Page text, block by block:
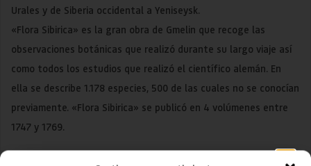
Urales y de Siberia occidental a Yeniseysk.
«Flora Sibirica» es la gran obra de Gmelin que recoge las
observaciones botánicas que realizó durante su largo viaje así
como todos los estudios que realizó el científico alemán. En
ella se describe 1.178 especies, 500 de las cuales no se conocían
previamente. «Flora Sibirica» se publicó en 4 volúmenes entre
1747 y 1769.